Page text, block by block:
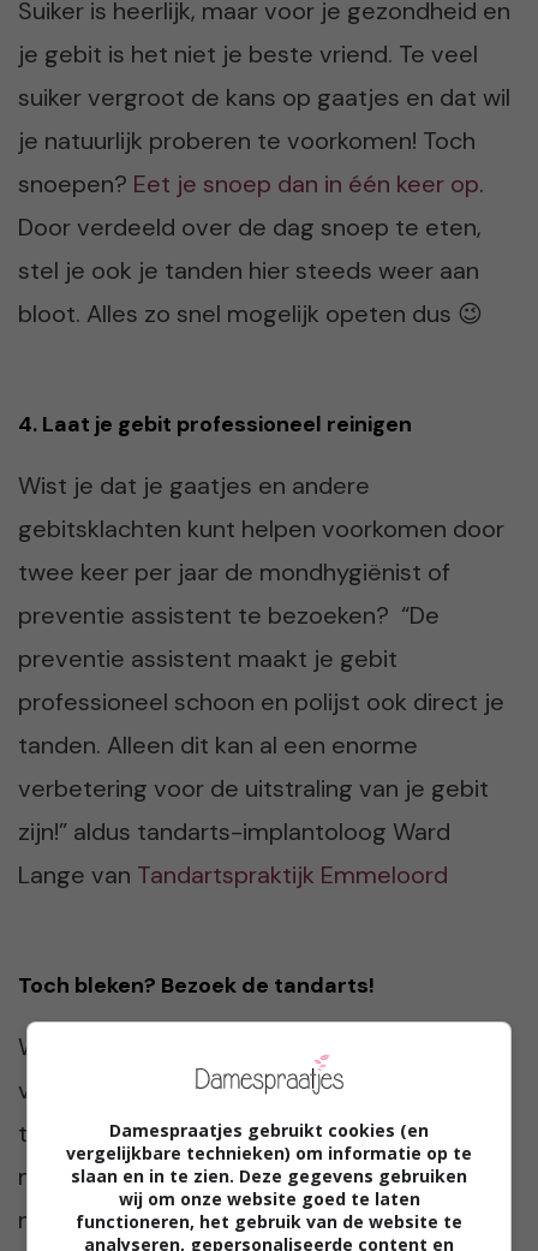
Suiker is heerlijk, maar voor je gezondheid en
je gebit is het niet je beste vriend. Te veel
suiker vergroot de kans op gaatjes en dat wil
je natuurlijk proberen te voorkomen! Toch
snoepen? Eet je snoep dan in één keer op.
Door verdeeld over de dag snoep te eten,
stel je ook je tanden hier steeds weer aan
bloot. Alles zo snel mogelijk opeten dus 😉
4. Laat je gebit professioneel reinigen
Wist je dat je gaatjes en andere
gebitsklachten kunt helpen voorkomen door
twee keer per jaar de mondhygiënist of
preventie assistent te bezoeken? “De
preventie assistent maakt je gebit
professioneel schoon en polijst ook direct je
tanden. Alleen dit kan al een enorme
verbetering voor de uitstraling van je gebit
zijn!” aldus tandarts-implantoloog Ward
Lange van Tandartspraktijk Emmeloord
Toch bleken? Bezoek de tandarts!
Werken al deze trucjes niet of niet
voldoende? Maak dan een afspraak met je
tandarts. Hij of zij kan je adviseren over een
mogelijke bleekbehandeling. Wat je beter
niet kunt doen? Thuis aan de slag gaan met
Damespraatjes gebruikt cookies (en
vergelijkbare technieken) om informatie op te
slaan en in te zien. Deze gegevens gebruiken
wij om onze website goed te laten
functioneren, het gebruik van de website te
analyseren, gepersonaliseerde content en